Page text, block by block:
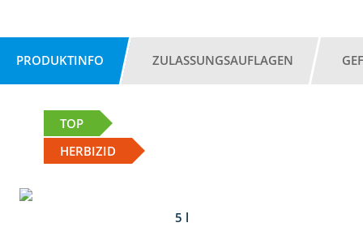
PRODUKTINFO ZULASSUNGSAUFLAGEN
TOP
HERBIZID
5 l